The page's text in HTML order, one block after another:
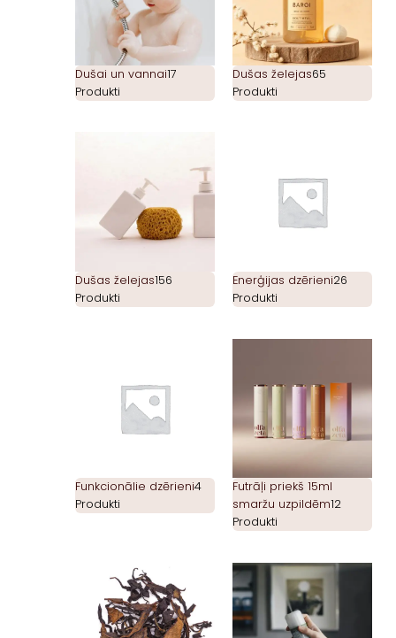
Dušai un vannai17
Produkti
Dušas želejas65
Produkti
Dušas želejas156
Produkti
Enerģijas dzērieni26
Produkti
Funkcionālie dzērieni4
Produkti
Futrāļi priekš 15ml
smaržu uzpildēm12
Produkti